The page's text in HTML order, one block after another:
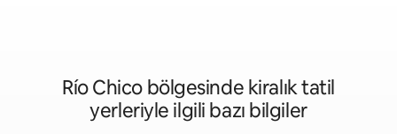
Río Chico bölgesinde kiralık tatil
yerleriyle ilgili bazı bilgiler